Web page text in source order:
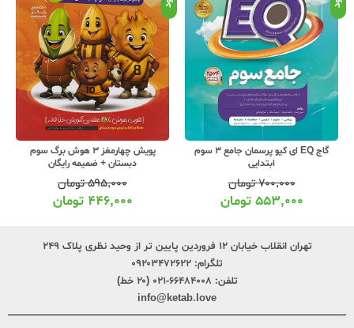
گاج EQ ای کیو پرسمان جامع 3 سوم
ابتدایی
۷۰۰,۰۰۰تومان
۵۵۳,۰۰۰ تومان
پویش چهارمغز 3 هوش برگ سوم
دبستان + ضمیمه رایگان
۵۹۵,۰۰۰تومان
۴۴۶,۰۰۰ تومان
تهران انقلاب خیابان ۱۲ فروردین پایین تر از وحید نظری پلاک ۲۴۹
تلگرام: ۰۹۲۰۳۴۷۲۶۲۲
تلفن: ۶۶۴۸۴۰۰۸-۰۲۱ (۲۰ خط)
info@ketab.love